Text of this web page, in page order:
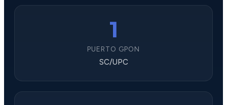
1
PUERTO GPON
SC/UPC